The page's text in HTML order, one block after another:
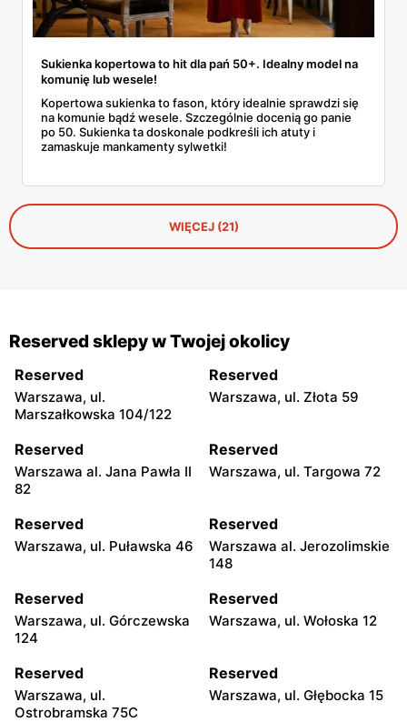
Sukienka kopertowa to hit dla pań 50+. Idealny model na
komunię lub wesele!
Kopertowa sukienka to fason, który idealnie sprawdzi się
na komunie bądź wesele. Szczególnie docenią go panie
po 50. Sukienka ta doskonale podkreśli ich atuty i
zamaskuje mankamenty sylwetki!
WIĘCEJ (21)
Reserved sklepy w Twojej okolicy
Reserved
Warszawa, ul.
Marszałkowska 104/122
Reserved
Warszawa, ul. Złota 59
Reserved
Warszawa al. Jana Pawła II
82
Reserved
Warszawa, ul. Targowa 72
Reserved
Warszawa, ul. Puławska 46
Reserved
Warszawa al. Jerozolimskie
148
Reserved
Warszawa, ul. Górczewska
124
Reserved
Warszawa, ul. Wołoska 12
Reserved
Warszawa, ul.
Ostrobramska 75C
Reserved
Warszawa, ul. Głębocka 15